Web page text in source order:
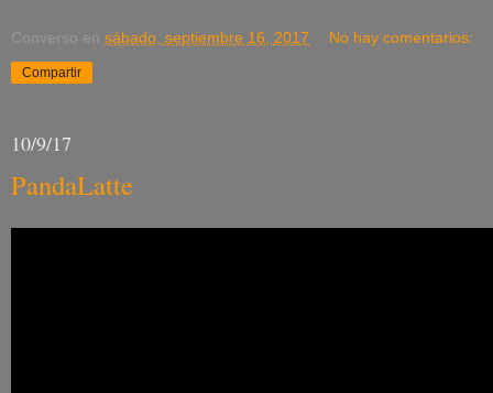
Converso en sábado, septiembre 16, 2017 No hay comentarios:
Compartir
10/9/17
PandaLatte